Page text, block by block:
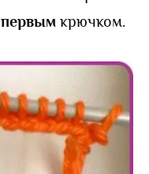
первым крючком.